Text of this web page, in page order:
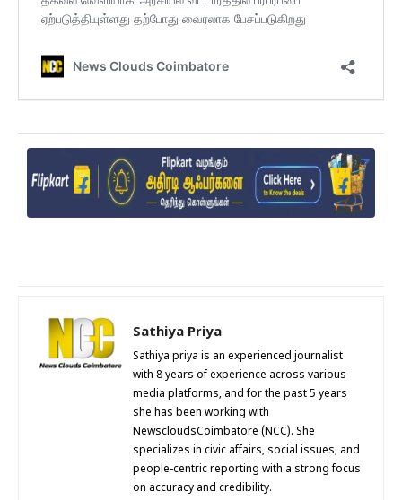
Sathiya Priya
Sathiya priya is an experienced journalist
with 8 years of experience across various
media platforms, and for the past 5 years
she has been working with
NewscloudsCoimbatore (NCC). She
specializes in civic affairs, social issues, and
people-centric reporting with a strong focus
on accuracy and credibility.